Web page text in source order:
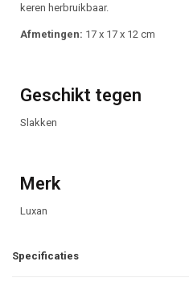
keren herbruikbaar.
Afmetingen: 17 x 17 x 12 cm
Geschikt tegen
Slakken
Merk
Luxan
Specificaties